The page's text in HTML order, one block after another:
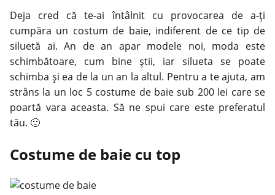
Deja cred că te-ai întâlnit cu provocarea de a-ţi
cumpăra un costum de baie, indiferent de ce tip de
siluetă ai. An de an apar modele noi, moda este
schimbătoare, cum bine ştii, iar silueta se poate
schimba şi ea de la un an la altul. Pentru a te ajuta, am
strâns la un loc 5 costume de baie sub 200 lei care se
poartă vara aceasta. Să ne spui care este preferatul
tău. 🙂
Costume de baie cu top